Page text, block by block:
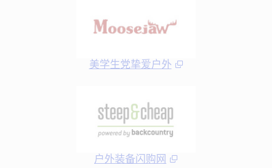
美学生党挚爱户外
户外装备闪购网